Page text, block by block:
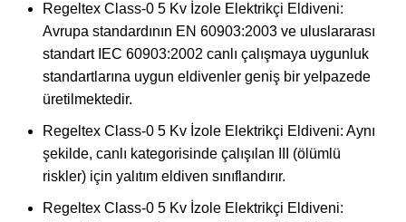
Regeltex Class-0 5 Kv İzole Elektrikçi Eldiveni:
Avrupa standardının EN 60903:2003 ve uluslararası
standart IEC 60903:2002 canlı çalışmaya uygunluk
standartlarına uygun eldivenler geniş bir yelpazede
üretilmektedir.
Regeltex Class-0 5 Kv İzole Elektrikçi Eldiveni: Aynı
şekilde, canlı kategorisinde çalışılan III (ölümlü
riskler) için yalıtım eldiven sınıflandırır.
Regeltex Class-0 5 Kv İzole Elektrikçi Eldiveni: